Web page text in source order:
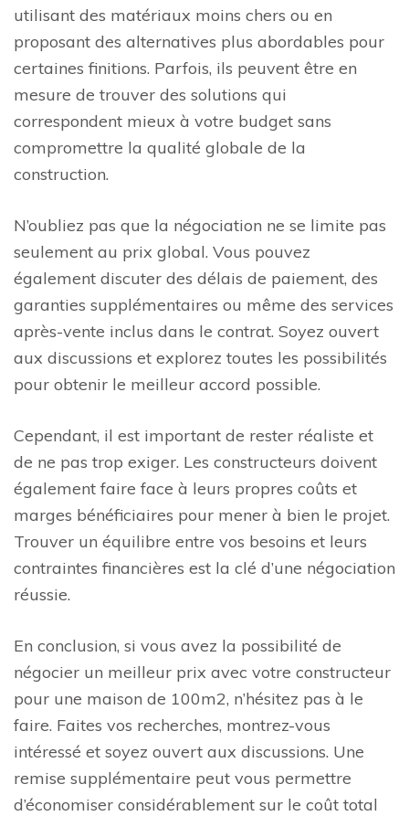
utilisant des matériaux moins chers ou en
proposant des alternatives plus abordables pour
certaines finitions. Parfois, ils peuvent être en
mesure de trouver des solutions qui
correspondent mieux à votre budget sans
compromettre la qualité globale de la
construction.
N’oubliez pas que la négociation ne se limite pas
seulement au prix global. Vous pouvez
également discuter des délais de paiement, des
garanties supplémentaires ou même des services
après-vente inclus dans le contrat. Soyez ouvert
aux discussions et explorez toutes les possibilités
pour obtenir le meilleur accord possible.
Cependant, il est important de rester réaliste et
de ne pas trop exiger. Les constructeurs doivent
également faire face à leurs propres coûts et
marges bénéficiaires pour mener à bien le projet.
Trouver un équilibre entre vos besoins et leurs
contraintes financières est la clé d’une négociation
réussie.
En conclusion, si vous avez la possibilité de
négocier un meilleur prix avec votre constructeur
pour une maison de 100m2, n’hésitez pas à le
faire. Faites vos recherches, montrez-vous
intéressé et soyez ouvert aux discussions. Une
remise supplémentaire peut vous permettre
d’économiser considérablement sur le coût total